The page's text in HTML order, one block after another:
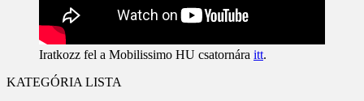
Iratkozz fel a Mobilissimo HU csatornára itt.
KATEGÓRIA LISTA